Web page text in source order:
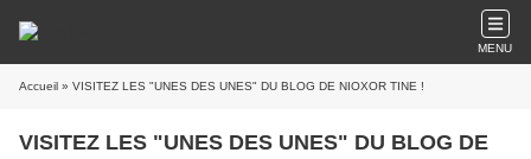
MENU
Accueil » VISITEZ LES "UNES DES UNES" DU BLOG DE NIOXOR TINE !
VISITEZ LES "UNES DES UNES" DU BLOG DE